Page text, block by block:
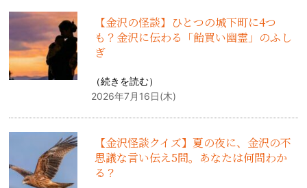
【金沢の怪談】ひとつの城下町に4つ
も？金沢に伝わる「飴買い幽霊」のふし
ぎ
（続きを読む）
2026年7月16日(木)
【金沢怪談クイズ】夏の夜に、金沢の不
思議な言い伝え5問。あなたは何問わか
る？